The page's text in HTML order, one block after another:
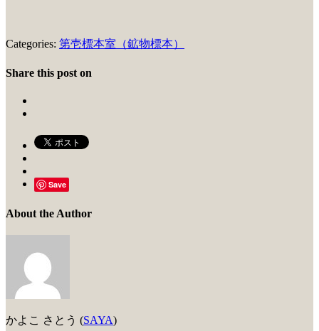
Categories: 第壱標本室（鉱物標本）
Share this post on
Save
About the Author
かよこ さとう (SAYA)